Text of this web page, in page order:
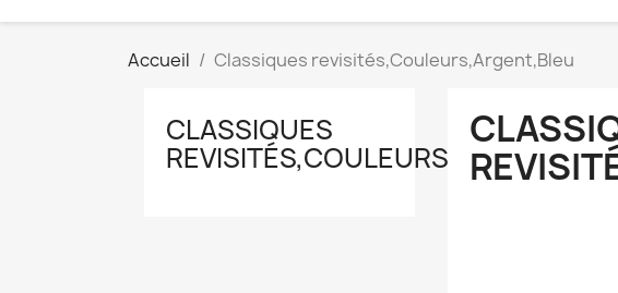
Accueil Classiques revisités,Couleurs,Argent,Bleu
CLASSIQUES